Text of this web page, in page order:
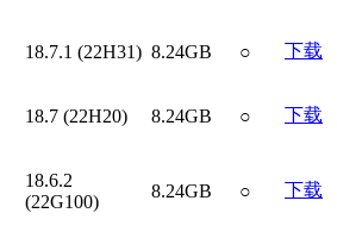
18.7.1 (22H31) 8.24GB ○ 下载
18.7 (22H20) 8.24GB ○ 下载
18.6.2
(22G100)
8.24GB ○ 下载